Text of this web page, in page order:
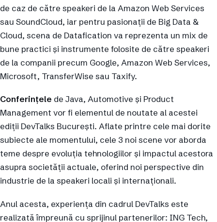
de caz de către speakeri de la Amazon Web Services
sau SoundCloud, iar pentru pasionații de Big Data &
Cloud, scena de Datafication va reprezenta un mix de
bune practici și instrumente folosite de către speakeri
de la companii precum Google, Amazon Web Services,
Microsoft, TransferWise sau Taxify.
Conferințele de Java, Automotive și Product
Management vor fi elementul de noutate al acestei
ediții DevTalks București. Aflate printre cele mai dorite
subiecte ale momentului, cele 3 noi scene vor aborda
teme despre evoluția tehnologiilor și impactul acestora
asupra societății actuale, oferind noi perspective din
industrie de la speakeri locali și internaționali.
Anul acesta, experiența din cadrul DevTalks este
realizată împreună cu sprijinul partenerilor: ING Tech,